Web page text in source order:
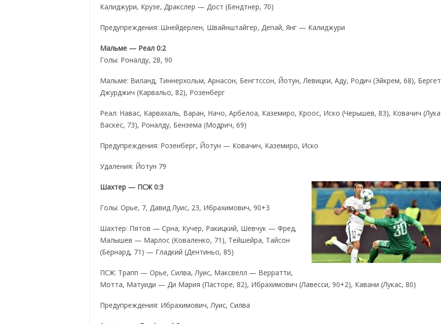
Калиджури, Крузе, Дракслер — Дост (Бендтнер, 70)
Предупреждения: Шнейдерлен, Швайнштайгер, Депай, Янг — Калиджури
Мальме — Реал 0:2
Голы: Роналду, 28, 90
Мальме: Виланд, Тиннерхольм, Арнасон, Бенгтссон, Йотун, Левицки, Аду, Родич (Эйкрем, 68),
Джурджич (Карвальо, 82), Розенберг
Реал: Навас, Карвахаль, Варан, Начо, Арбелоа, Каземиро, Кроос, Иско (Черышев, 83), Ковачич
Васкес, 73), Роналду, Бензема (Модрич, 69)
Предупреждения: Розенберг, Йотун — Ковачич, Каземиро, Иско
Удаления: Йотун 79
Шахтер — ПСЖ 0:3
Голы: Орье, 7, Давид Луис, 23, Ибрахимович, 90+3
Шахтер: Пятов — Срна, Кучер, Ракицкий, Шевчук — Фред,
Малышев — Марлос (Коваленко, 71), Тейшейра, Тайсон
(Бернард, 71) — Гладкий (Дентиньо, 85)
ПСЖ: Трапп — Орье, Силва, Луис, Максвелл — Верратти,
Мотта, Матуиди — Ди Мария (Пасторе, 82), Ибрахимович (Лавесси, 90+2), Кавани (Лукас, 80)
Предупреждения: Ибрахимович, Луис, Силва